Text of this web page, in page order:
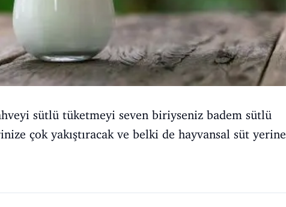
sütlü tüketmeyi seven biriyseniz badem sütlü
çok yakıştıracak ve belki de hayvansal süt yerine